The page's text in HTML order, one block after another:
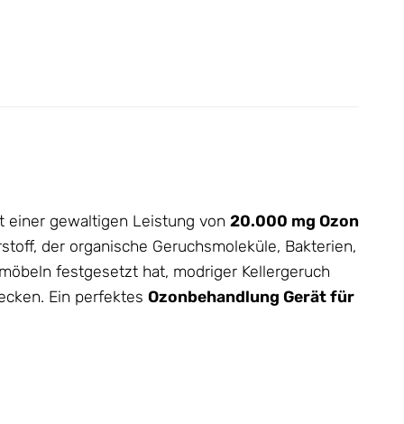
einer gewaltigen Leistung von 20.000 mg Ozon
der organische Geruchsmoleküle, Bakterien,
festgesetzt hat, modriger Kellergeruch
Ein perfektes Ozonbehandlung Gerät für